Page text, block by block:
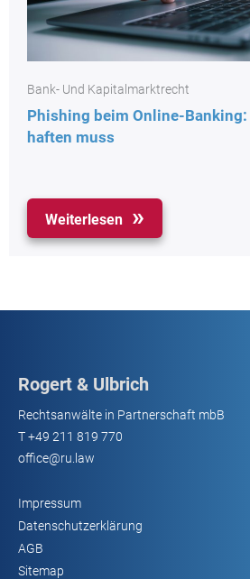
Bank- Und Kapitalmarktrecht
Phishing beim Online-Banking:
haften muss
Weiterlesen
Rogert & Ulbrich
Rechtsanwälte in Partnerschaft mbB
T+49 211 819 770
office@ru.law
Impressum
Datenschutzerklärung
AGB
Sitemap